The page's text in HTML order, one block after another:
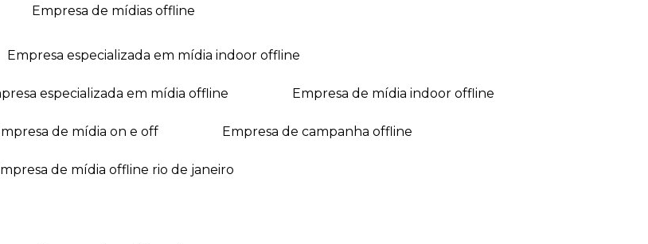
empresa de mídias offline
empresa especializada em mídia indoor offline
especializada em mídia offline empresa de mídia indoor offline
empresa de mídia on e off empresa de campanha offline
empresa de mídia offline rio de janeiro